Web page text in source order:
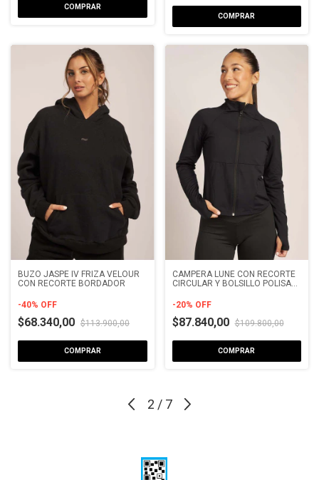
COMPRAR
COMPRAR
BUZO JASPE IV FRIZA VELOUR
CON RECORTE BORDADOR
-40% OFF
$68.340,00 $113.900,00
COMPRAR
CAMPERA LUNE CON RECORTE
CIRCULAR Y BOLSILLO POLISAP
-20% OFF
$87.840,00 $109.800,00
COMPRAR
2 / 7